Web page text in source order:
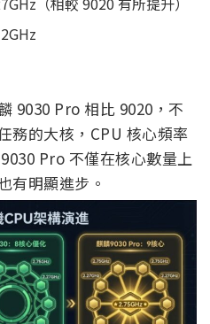
9030 Pro 相比 9020，不
務的大核，CPU 核心頻率
Pro 不僅在核心數量上
有明顯進步。